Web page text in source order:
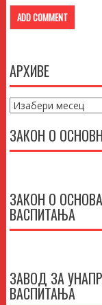
АРХИВЕ
Архиве
ЗАКОН О
ЗАКОН О
ВАСПИТАЊА
ЗАВОД ЗА
ВАСПИТАЊА